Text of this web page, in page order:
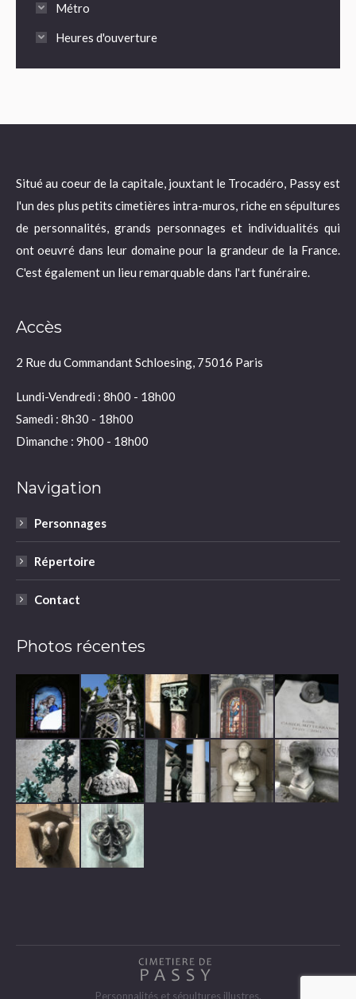
Métro
Heures d'ouverture
Situé au coeur de la capitale, jouxtant le Trocadéro, Passy est
l'un des plus petits cimetières intra-muros, riche en sépultures
de personnalités, grands personnages et individualités qui
ont oeuvré dans leur domaine pour la grandeur de la France.
C'est également un lieu remarquable dans l'art funéraire.
Accès
2 Rue du Commandant Schloesing, 75016 Paris
Lundi-Vendredi : 8h00 - 18h00
Samedi : 8h30 - 18h00
Dimanche : 9h00 - 18h00
Navigation
Personnages
Répertoire
Contact
Photos récentes
Personnalités et sépultures illustres.